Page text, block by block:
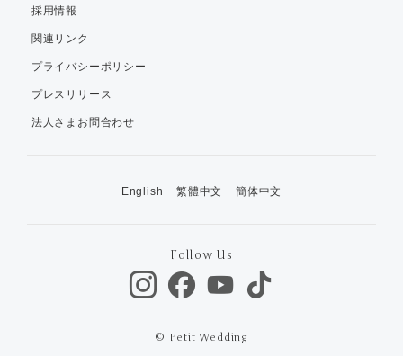
採用情報
関連リンク
プライバシーポリシー
プレスリリース
法人さまお問合わせ
English 繁體中文 簡体中文
Follow Us
© Petit Wedding